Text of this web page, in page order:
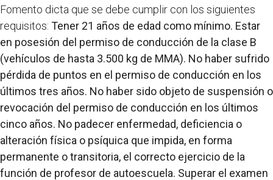
Fomento dicta que se debe cumplir con los siguientes
requisitos: Tener 21 años de edad como mínimo. Estar
en posesión del permiso de conducción de la clase B
(vehículos de hasta 3.500 kg de MMA). No haber sufrido
pérdida de puntos en el permiso de conducción en los
últimos tres años. No haber sido objeto de suspensión o
revocación del permiso de conducción en los últimos
cinco años. No padecer enfermedad, deficiencia o
alteración física o psíquica que impida, en forma
permanente o transitoria, el correcto ejercicio de la
función de profesor de autoescuela. Superar el examen